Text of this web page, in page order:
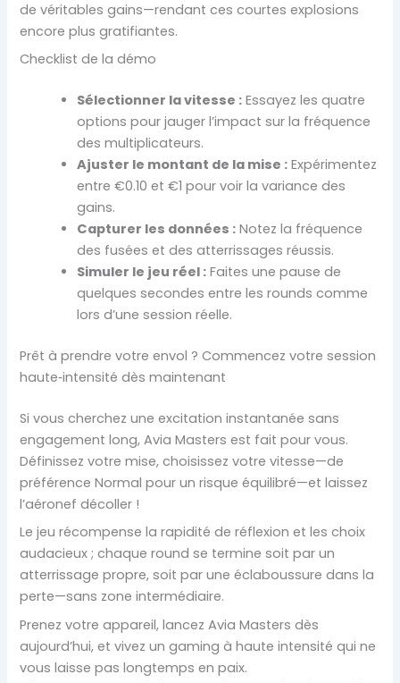
de véritables gains—rendant ces courtes explosions
encore plus gratifiantes.
Checklist de la démo
Sélectionner la vitesse : Essayez les quatre
options pour jauger l’impact sur la fréquence
des multiplicateurs.
Ajuster le montant de la mise : Expérimentez
entre €0.10 et €1 pour voir la variance des
gains.
Capturer les données : Notez la fréquence
des fusées et des atterrissages réussis.
Simuler le jeu réel : Faites une pause de
quelques secondes entre les rounds comme
lors d’une session réelle.
Prêt à prendre votre envol ? Commencez votre session
haute‑intensité dès maintenant
Si vous cherchez une excitation instantanée sans
engagement long, Avia Masters est fait pour vous.
Définissez votre mise, choisissez votre vitesse—de
préférence Normal pour un risque équilibré—et laissez
l’aéronef décoller !
Le jeu récompense la rapidité de réflexion et les choix
audacieux ; chaque round se termine soit par un
atterrissage propre, soit par une éclaboussure dans la
perte—sans zone intermédiaire.
Prenez votre appareil, lancez Avia Masters dès
aujourd’hui, et vivez un gaming à haute intensité qui ne
vous laisse pas longtemps en paix.